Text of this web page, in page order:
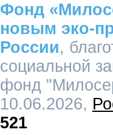
Фонд
новым эко-
России,
социальной
фонд
10.06.2026,
521